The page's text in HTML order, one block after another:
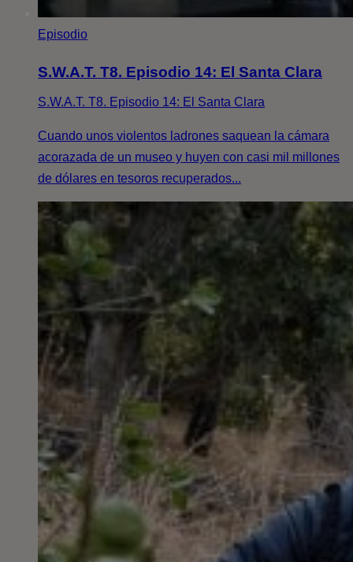
Episodio
S.W.A.T. T8. Episodio 14: El Santa Clara
S.W.A.T. T8. Episodio 14: El Santa Clara
Cuando unos violentos ladrones saquean la cámara
acorazada de un museo y huyen con casi mil millones
de dólares en tesoros recuperados...